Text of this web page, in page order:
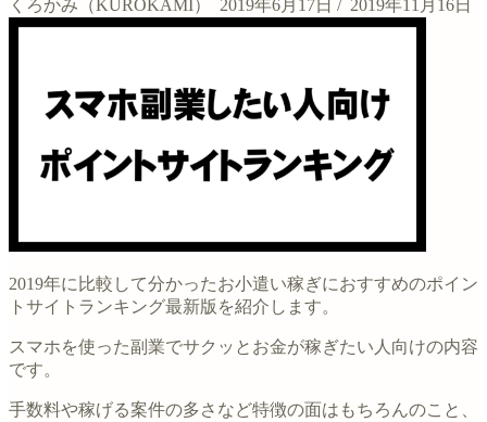
くろかみ（KUROKAMI） 2019年6月17日 / 2019年11月16日
2019年に比較して分かったお小遣い稼ぎにおすすめのポイン
トサイトランキング最新版を紹介します。
スマホを使った副業でサクッとお金が稼ぎたい人向けの内容
です。
手数料や稼げる案件の多さなど特徴の面はもちろんのこと、